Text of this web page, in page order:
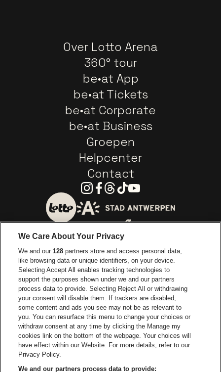
Over Lotto Arena
360° tour
be•at App
be•at Tickets
be•at Corporate
be•at Business
Groepen
Helpcenter
Contact
Instagram
Facebook
Threads
TiktokYoutube
Ga naar de website van
Ga naar de website van Europcar
Ga naar de
Ga naar de website van Coca-Cola
Ga naar de website van
Ga naar
Ga naar de website van Champagne
Ga naar de website
Ga naar de website van Het
Ga naar de
Lotto Arena is een deel vanbe•at
Lotto Arena
We Care About Your Privacy
We and our128 partners store and access personal data,
like browsing data or unique identifiers, on your device.
Selecting Accept All enables tracking technologies to
support the purposes shown under we and our partners
process data to provide. Selecting Reject All or withdrawing
your consent will disable them. If trackers are disabled,
some content and ads you see may not be as relevant to
you. You can resurface this menu to change your choices or
withdraw consent at any time by clicking the Manage my
cookies link on the bottom of the webpage. Your choices will
have effect within our Website. For more details, refer to our
Privacy Policy.
We and our partners process data to provide: